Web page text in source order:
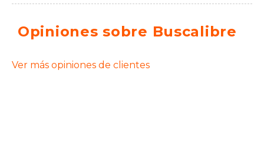
Opiniones sobre Buscalibre
Ver más opiniones de clientes